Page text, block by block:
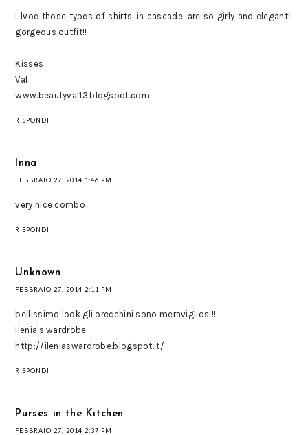
I lvoe those types of shirts, in cascade, are so girly and elegant!!
gorgeous outfit!!
Kisses
Val
www.beautyval13.blogspot.com
RISPONDI
Inna
FEBBRAIO 27, 2014 1:46 PM
very nice combo
RISPONDI
Unknown
FEBBRAIO 27, 2014 2:11 PM
bellissimo look gli orecchini sono meravigliosi!!
Ilenia's wardrobe
http://ileniaswardrobe.blogspot.it/
RISPONDI
Purses in the Kitchen
FEBBRAIO 27, 2014 2:37 PM